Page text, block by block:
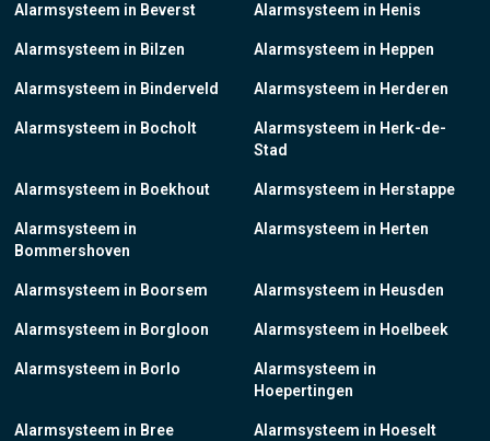
Alarmsysteem in Beverst
Alarmsysteem in Bilzen
Alarmsysteem in Binderveld
Alarmsysteem in Bocholt
Alarmsysteem in Boekhout
Alarmsysteem in
Bommershoven
Alarmsysteem in Boorsem
Alarmsysteem in Borgloon
Alarmsysteem in Borlo
Alarmsysteem in Bree
Alarmsysteem in Henis
Alarmsysteem in Heppen
Alarmsysteem in Herderen
Alarmsysteem in Herk-de-
Stad
Alarmsysteem in Herstappe
Alarmsysteem in Herten
Alarmsysteem in Heusden
Alarmsysteem in Hoelbeek
Alarmsysteem in
Hoepertingen
Alarmsysteem in Hoeselt